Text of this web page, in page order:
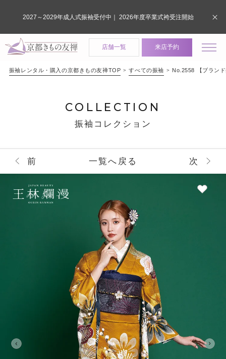
店舗一覧 来店予約
振袖レンタル・購入の京都きもの友禅TOP すべての振袖 No.2558 【ブラン
COLLECTION
振袖コレクション
前 一覧へ戻る 次
2027～2029年成人式振袖受付中｜ 2026年度卒業式袴受注開始